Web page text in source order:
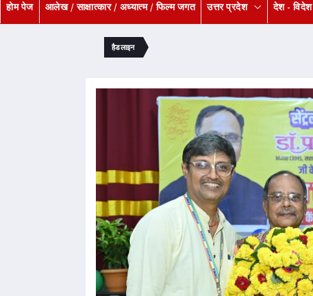
होम पेज आलेख / साक्षात्कार / अध्यात्म / फिल्म जगत उत्तर प्रदेश देश - विदेश
हैडलाइन